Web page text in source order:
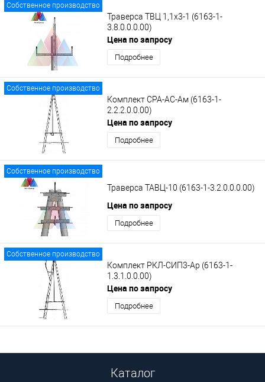
Собственное производство
Траверса ТВЦ 1,1х3-1 (6163-1-
3.8.0.0.0.00)
Цена по запросу
Подробнее
Собственное производство
Комплект СРА-АС-Ам (6163-1-
2.2.2.0.0.00)
Цена по запросу
Подробнее
Собственное производство
Траверса ТАВЦ-10 (6163-1-3.2.0.0.0.00)
Цена по запросу
Подробнее
Собственное производство
Комплект РКЛ-СИП3-Ар (6163-1-
1.3.1.0.0.00)
Цена по запросу
Подробнее
Каталог